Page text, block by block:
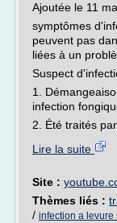
Ajoutée le 11
symptômes
peuvent pas
liées à un
Suspect
1.
infection
2. Été traités par
Lire la suite
Site :
Thèmes liés :
/ infection a levure